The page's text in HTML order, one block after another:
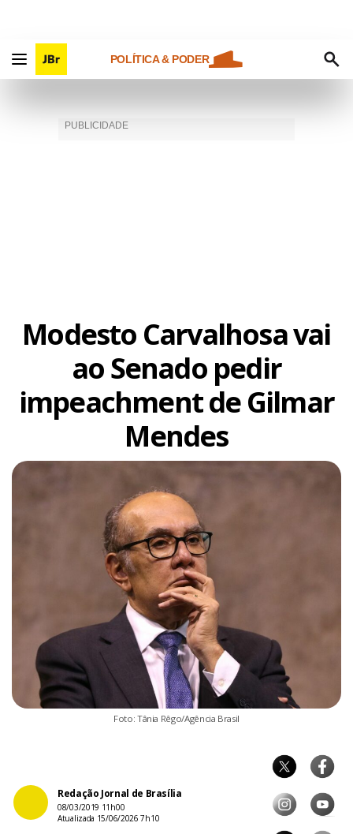
POLÍTICA & PODER
Modesto Carvalhosa vai
ao Senado pedir
impeachment de Gilmar
Mendes
Foto: Tânia Rêgo/Agência Brasil
Redação Jornal de Brasília
08/03/2019 11h00
Atualizada 15/06/2026 7h10